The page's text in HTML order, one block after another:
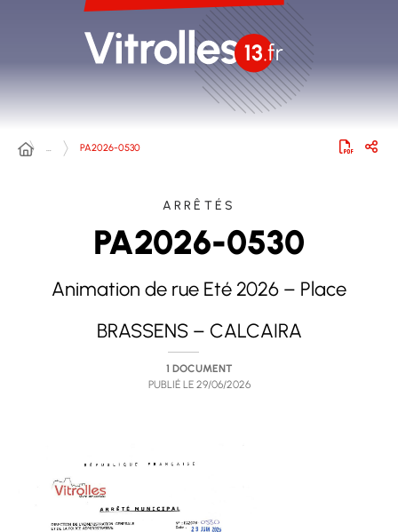
… PA2026-0530
ARRÊTÉS
PA2026-0530
Animation de rue Eté 2026 – Place
BRASSENS – CALCAIRA
1 DOCUMENT
PUBLIÉ LE 29/06/2026